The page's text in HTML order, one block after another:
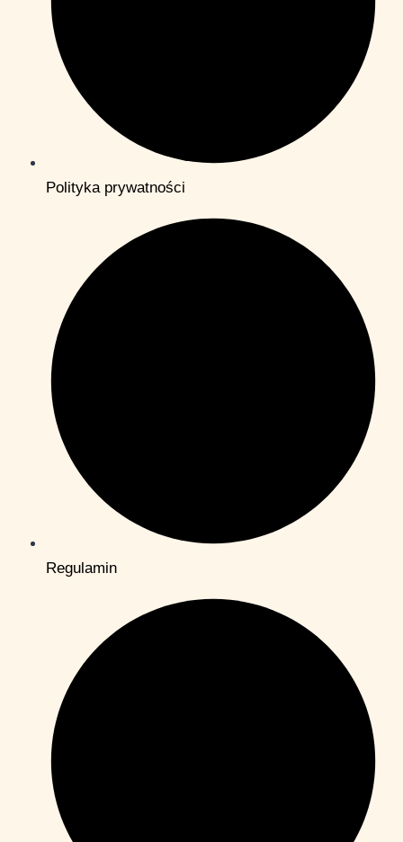
Polityka prywatności
Regulamin